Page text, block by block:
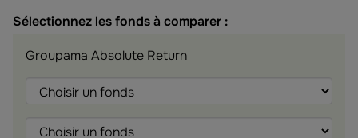
Sélectionnez les fonds à comparer :
Groupama Absolute Return